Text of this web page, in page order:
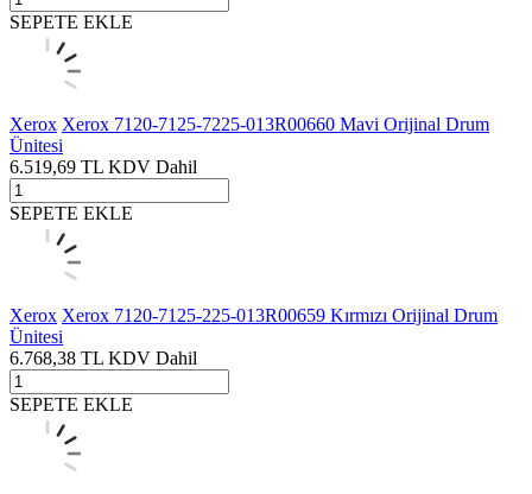
SEPETE EKLE
Xerox Xerox 7120-7125-7225-013R00660 Mavi Orijinal Drum
Ünitesi
6.519,69 TL KDV Dahil
SEPETE EKLE
Xerox Xerox 7120-7125-225-013R00659 Kırmızı Orijinal Drum
Ünitesi
6.768,38 TL KDV Dahil
SEPETE EKLE